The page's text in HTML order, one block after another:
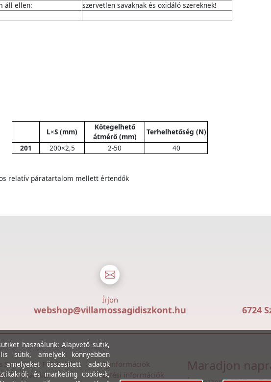
áll ellen:
szervetlen savaknak és oxidáló szereknek!
L×S (mm)
Kötegelhető
átmérő (mm)
Terhelhetőség (N)
201
200×2,5 2-50 40
relatív páratartalom mellett értendők
Írjon
webshop@villamossagidiszkont.hu 6724
Szerződési Feltételek
Nyilatkozat
Céginformációk
Fizetési információk
Maradjon
használunk: Alapvető sütik,
sütik, amelyek könnyebben
amelyeket összesített adatok
és marketing cookie-k,